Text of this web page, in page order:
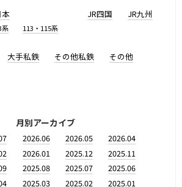
本
系 113・115系
JR四国 JR九州
大手私鉄 その他私鉄 その他
月別アーカイブ
2026.06 2026.05
2026.04
2026.01 2025.12
2025.11
2025.08 2025.07
2025.06
2025.03 2025.02
2025.01